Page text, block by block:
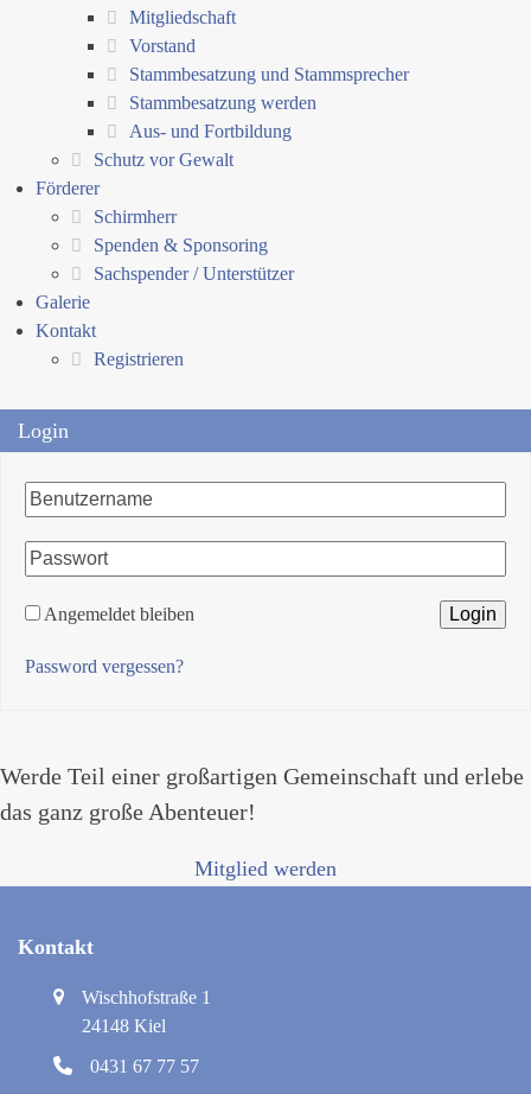
Mitgliedschaft
Vorstand
Stammbesatzung und Stammsprecher
Stammbesatzung werden
Aus- und Fortbildung
Schutz vor Gewalt
Förderer
Schirmherr
Spenden & Sponsoring
Sachspender / Unterstützer
Galerie
Kontakt
Registrieren
Login
Angemeldet bleiben
Password vergessen?
Werde Teil einer großartigen Gemeinschaft und erlebe
das ganz große Abenteuer!
Mitglied werden
Kontakt
Wischhofstraße 1
24148 Kiel
0431 67 77 57